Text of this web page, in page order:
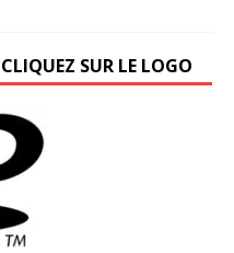
SUR LE LOGO